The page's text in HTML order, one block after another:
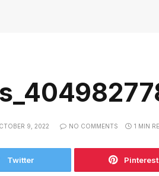
9, 2022 NO COMMENTS 1 MIN
Twitter Pinterest